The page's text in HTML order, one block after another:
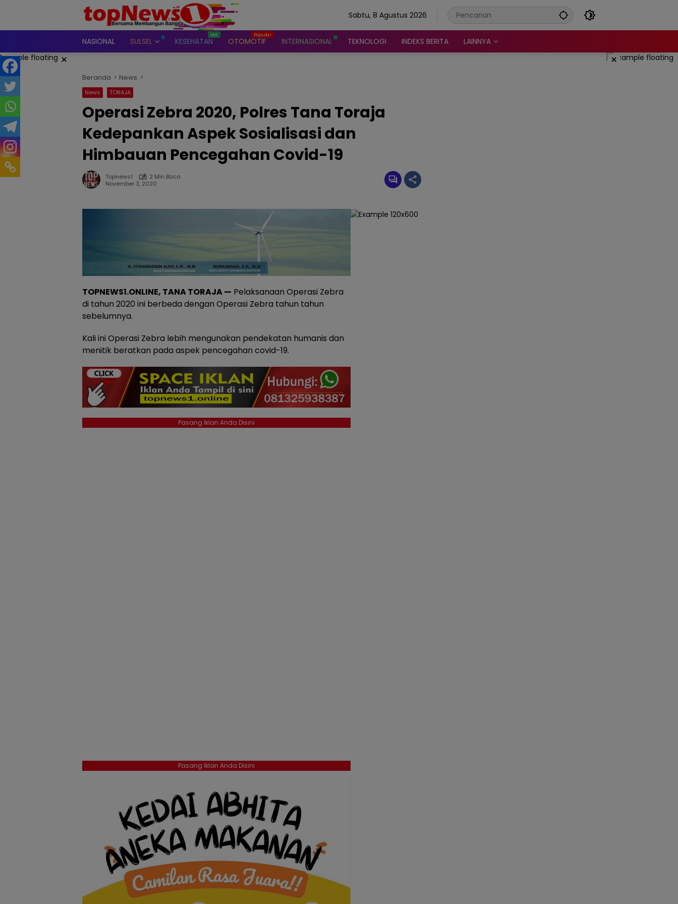
Sabtu, 8 Agustus 2026
NASIONAL SULSEL KESEHATAN OTOMOTIF INTERNASIONAL TEKNOLOGI INDEKS BERITA LAINNYA
× ×
Beranda News
News TORAJA
Operasi Zebra 2020, Polres Tana Toraja
Kedepankan Aspek Sosialisasi dan
Himbauan Pencegahan Covid-19
Topnews1
2 Min Baca
November 3, 2020
TOPNEWS1.ONLINE, TANA TORAJA — Pelaksanaan Operasi Zebra
di tahun 2020 ini berbeda dengan Operasi Zebra tahun tahun
sebelumnya.
Kali ini Operasi Zebra lebih mengunakan pendekatan humanis dan
menitik beratkan pada aspek pencegahan covid-19.
Pasang Iklan Anda Disini
Pasang Iklan Anda Disini